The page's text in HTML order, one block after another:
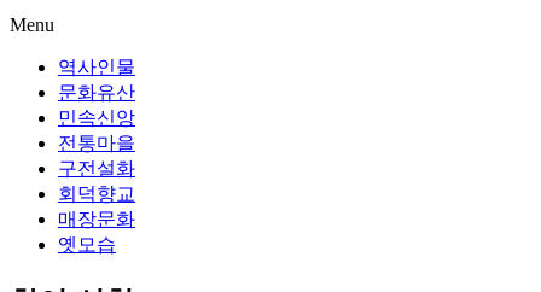
Menu
역사인물
문화유산
민속신앙
전통마을
구전설화
회덕향교
매장문화
옛모습